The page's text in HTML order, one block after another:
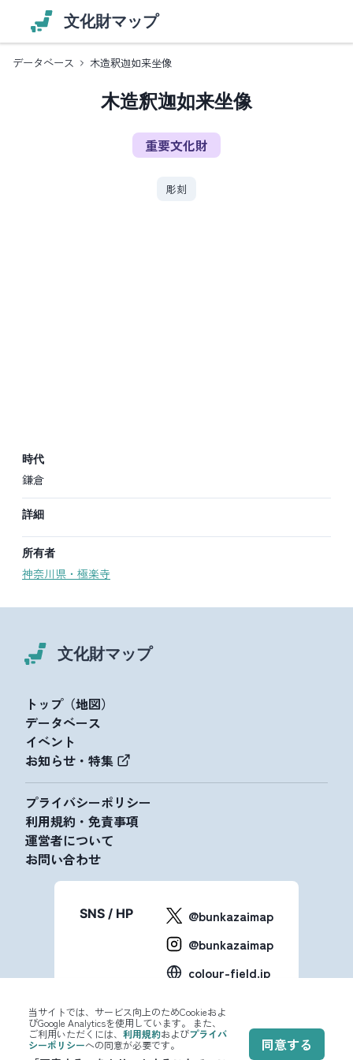
文化財マップ
データベース 木造釈迦如来坐像
木造釈迦如来坐像
重要文化財
彫刻
時代
鎌倉
詳細
所有者
神奈川県 ・ 極楽寺
文化財マップ
トップ（地図）
データベース
イベント
お知らせ・特集
プライバシーポリシー
利用規約・免責事項
運営者について
お問い合わせ
SNS / HP
@bunkazaimap
@bunkazaimap
colour-field.jp
当サイトでは、サービス向上のためCookieおよ
びGoogle Analyticsを使用しています。 また、
ご利用いただくには、 利用規約およびプライバ
シーポリシーへの同意が必要です。 同意する